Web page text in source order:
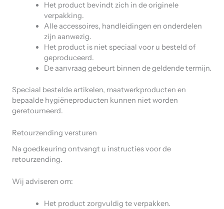
Het product bevindt zich in de originele
verpakking.
Alle accessoires, handleidingen en onderdelen
zijn aanwezig.
Het product is niet speciaal voor u besteld of
geproduceerd.
De aanvraag gebeurt binnen de geldende termijn.
Speciaal bestelde artikelen, maatwerkproducten en
bepaalde hygiëneproducten kunnen niet worden
geretourneerd.
Retourzending versturen
Na goedkeuring ontvangt u instructies voor de
retourzending.
Wij adviseren om:
Het product zorgvuldig te verpakken.